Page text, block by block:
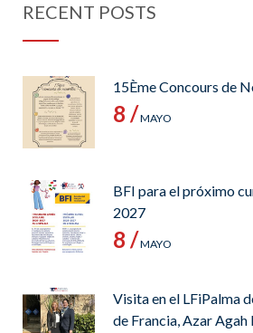
RECENT POSTS
15Ème Concours de
8 /MAYO
BFI para el próximo
2027
8 /MAYO
Visita en el LFiPalma
de Francia, Azar